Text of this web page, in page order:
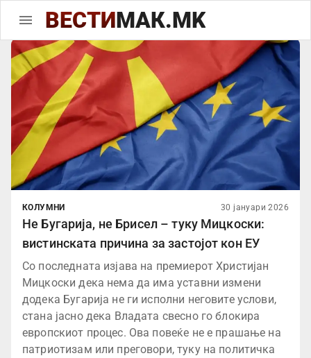
ВЕСТИМАК.MK
КОЛУМНИ 30 јануари 2026
Не Бугарија, не Брисел – туку Мицкоски:
вистинската причина за застојот кон ЕУ
Со последната изјава на премиерот Христијан
Мицкоски дека нема да има уставни измени
додека Бугарија не ги исполни неговите услови,
стана јасно дека Владата свесно го блокира
европскиот процес. Ова повеќе не е прашање на
патриотизам или преговори, туку на политичка